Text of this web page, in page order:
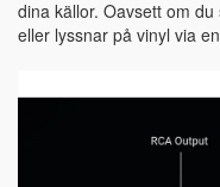
dina källor. Oavsett om
eller lyssnar på vinyl via